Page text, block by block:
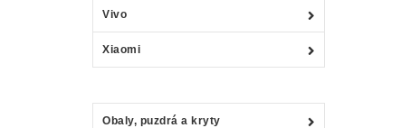
Vivo
Xiaomi
Obaly, puzdrá a kryty